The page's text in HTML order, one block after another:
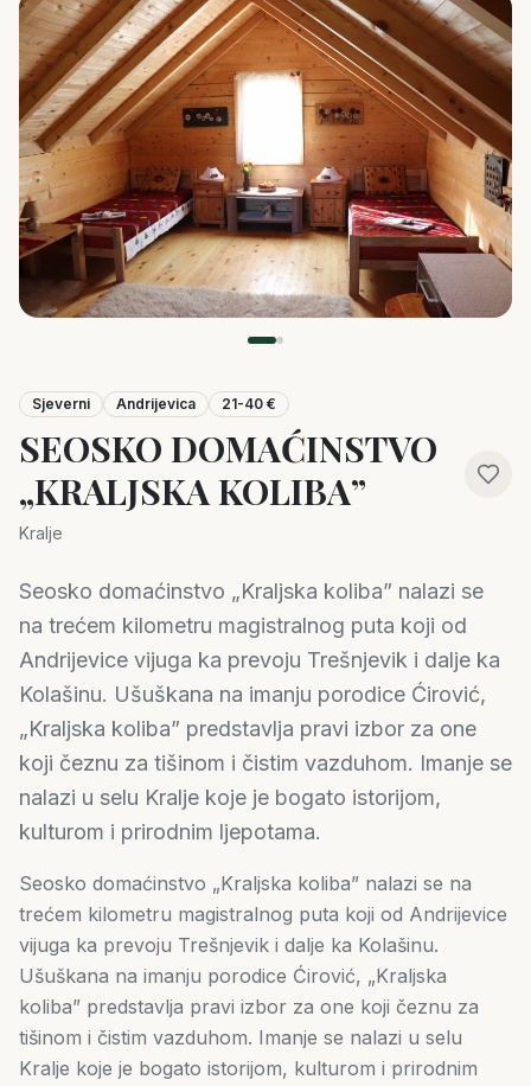
Sjeverni Andrijevica 21-40 €
SEOSKO DOMAĆINSTVO
„KRALJSKA KOLIBA”
Kralje
Seosko domaćinstvo „Kraljska koliba” nalazi se
na trećem kilometru magistralnog puta koji od
Andrijevice vijuga ka prevoju Trešnjevik i dalje ka
Kolašinu. Ušuškana na imanju porodice Ćirović,
„Kraljska koliba” predstavlja pravi izbor za one
koji čeznu za tišinom i čistim vazduhom. Imanje se
nalazi u selu Kralje koje je bogato istorijom,
kulturom i prirodnim ljepotama.
Seosko domaćinstvo „Kraljska koliba” nalazi se na
trećem kilometru magistralnog puta koji od Andrijevice
vijuga ka prevoju Trešnjevik i dalje ka Kolašinu.
Ušuškana na imanju porodice Ćirović, „Kraljska
koliba” predstavlja pravi izbor za one koji čeznu za
tišinom i čistim vazduhom. Imanje se nalazi u selu
Kralje koje je bogato istorijom, kulturom i prirodnim